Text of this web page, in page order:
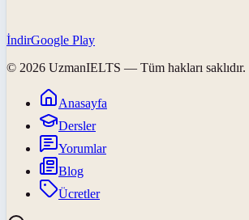
İndirGoogle Play
© 2026 UzmanIELTS — Tüm hakları saklıdır.
Anasayfa
Dersler
Yorumlar
Blog
Ücretler